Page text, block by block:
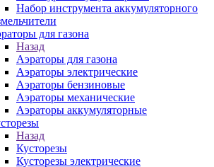
Набор инструмента аккумуляторного
для газона
Назад
Аэраторы для газона
Аэраторы электрические
Аэраторы бензиновые
Аэраторы механические
Аэраторы аккумуляторные
Назад
Кусторезы
Кусторезы электрические